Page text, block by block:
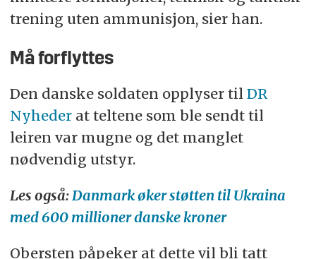
trening uten ammunisjon, sier han.
Må forflyttes
Den danske soldaten opplyser til DR
Nyheder at teltene som ble sendt til
leiren var mugne og det manglet
nødvendig utstyr.
Les også:Danmark øker støtten til Ukraina
med 600 millioner danske kroner
Obersten påpeker at dette vil bli tatt